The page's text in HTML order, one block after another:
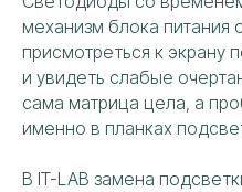
механизм блока
присмотреться к экрану
и увидеть слабые
сама матрица цела, а
именно в планках
В IT-LAB замена
Собственный штат
специалистов решает
любой сложности
штатным персоналом
ТЕЛЕВИЗОРОВ